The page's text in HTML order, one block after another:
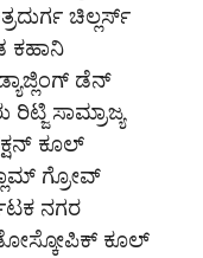
ಚಿಲ್ಲರ್ಸ್
ಕಹಾನಿ
ಡೆನ್
ಸಾಮ್ರಾಜ್ಯ
ಕೂಲ್
ಗ್ರೋವ್
ನಗರ
ಕೂಲ್